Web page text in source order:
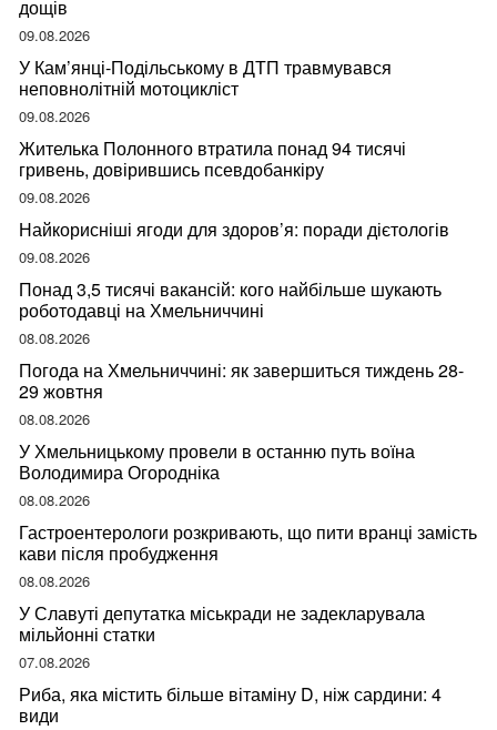
дощів
09.08.2026
У Кам’янці-Подільському в ДТП травмувався
неповнолітній мотоцикліст
09.08.2026
Жителька Полонного втратила понад 94 тисячі
гривень, довірившись псевдобанкіру
09.08.2026
Найкорисніші ягоди для здоров’я: поради дієтологів
09.08.2026
Понад 3,5 тисячі вакансій: кого найбільше шукають
роботодавці на Хмельниччині
08.08.2026
Погода на Хмельниччині: як завершиться тиждень 28-
29 жовтня
08.08.2026
У Хмельницькому провели в останню путь воїна
Володимира Огородніка
08.08.2026
Гастроентерологи розкривають, що пити вранці замість
кави після пробудження
08.08.2026
У Славуті депутатка міськради не задекларувала
мільйонні статки
07.08.2026
Риба, яка містить більше вітаміну D, ніж сардини: 4
види